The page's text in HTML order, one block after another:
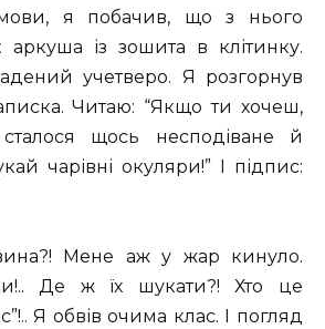
мови, я побачив, що з нього
аркуша із зошита в клітинку.
учетверо. Я розгорнув
Читаю: “Якщо ти хочеш,
щось несподіване й
чарівні окуляри!” І підпис:
Мене аж у жар кинуло.
Де ж їх шукати?! Хто це
Я обвів очима клас. І погляд